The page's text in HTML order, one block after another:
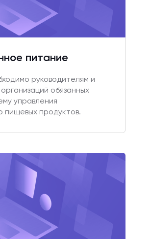
питание
руководителям и
обязанных
управления
пищевых продуктов.